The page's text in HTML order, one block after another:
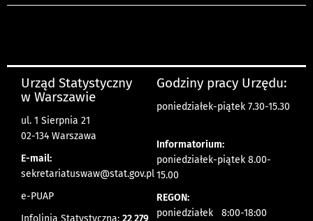
Urząd Statystyczny
w Warszawie
ul. 1 Sierpnia 21
02-134 Warszawa
E-mail:
sekretariatuswaw@stat.gov.pl
e-PUAP
Godziny pracy Urzędu:
poniedziałek-piątek 7.30-15.30
Informatorium:
poniedziałek-piątek 8.00-
15.00
REGON:
poniedziałek 8:00-18:00